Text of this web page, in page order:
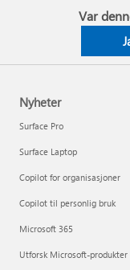
Var
Nyheter
Surface Pro
Surface Laptop
Copilot for organisasjoner
Copilot til personlig bruk
Microsoft 365
Utforsk Microsoft-produkter